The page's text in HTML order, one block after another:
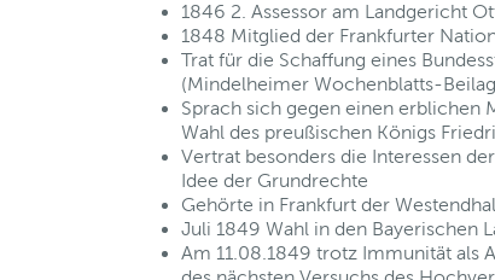
1846 2. Assessor am Landgericht
1848 Mitglied der Frankfurter
Trat für die Schaffung eines
(Mindelheimer Wochenblatts-
Sprach sich gegen einen erblichen
Wahl des preußischen Königs
Vertrat besonders die Interessen
Idee der Grundrechte
Gehörte in Frankfurt der
Juli 1849 Wahl in den Bayerischen
Am 11.08.1849 trotz Immunität als